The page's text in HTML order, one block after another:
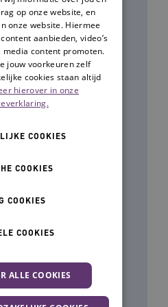
op onze website, en
onze website. Hiermee
aanbieden, video’s
media content promoten.
jouw voorkeuren zelf
cookies staan altijd
hierover in onze
COOKIES
COOKIES
COOKIES
COOKIES
ALLE COOKIES